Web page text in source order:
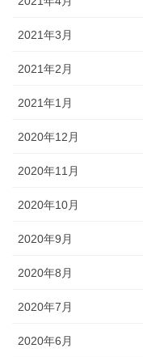
2021年3月
2021年2月
2021年1月
2020年12月
2020年11月
2020年10月
2020年9月
2020年8月
2020年7月
2020年6月